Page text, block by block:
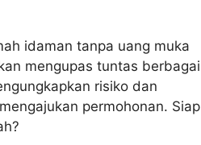
idaman tanpa uang muka
mengupas tuntas berbagai
risiko dan
permohonan. Siap